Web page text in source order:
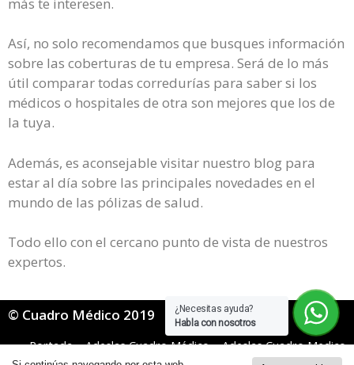
¿Necesitas ayuda?
Habla con nosotros
Así, no solo recomendamos que busques información
sobre las coberturas de tu empresa. Será de lo más
útil comparar todas corredurías para saber si los
médicos o hospitales de otra son mejores que los de
la tuya.
Además, es aconsejable visitar nuestro blog para
estar al día sobre las principales novedades en el
mundo de las pólizas de salud.
Todo ello con el cercano punto de vista de nuestros
expertos.
© Cuadro Médico 2019
Portada»Adeslas Cuadro Médico»Adeslas Cuadro Medico
General»Adeslas cuadro médico Madrid